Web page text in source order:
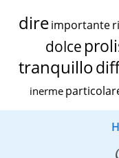
dire importante
dolce
tranquillo
inerme